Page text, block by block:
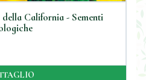
California - Sementi